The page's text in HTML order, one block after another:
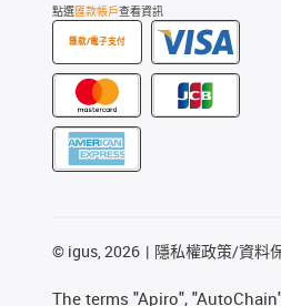
點選匯款帳戶查看資訊
匯款/電子支付
© igus, 2026 隱私權政策/資料
The terms "Apiro",